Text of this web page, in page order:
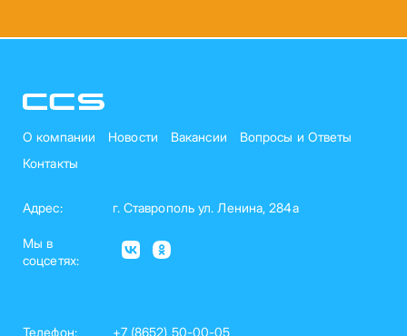
О компании Новости Вакансии
Вопросы и Ответы
Контакты
Адрес: г. Ставрополь ул. Ленина, 284а
Мы в
соцсетях:
Телефон: +7 (8652) 50-00-05